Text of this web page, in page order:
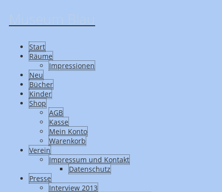
Start
Räume
Impressionen
Neu
Bücher
Kinder
Shop
AGB
Kasse
Mein Konto
Warenkorb
Verein
Impressum und Kontakt
Datenschutz
Presse
Interview 2013